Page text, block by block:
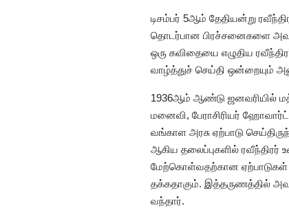
டிசம்பர் 5ஆம் தேதியன்று
தொடர்பான பிரச்சனைகளை அவர்
ஒரு கவிதையை எழுதிய
வாழ்த்துச் செய்தி ஒன்றையும்
1936ஆம் ஆண்டு ஜனவரியில்
மனைவி, பேராசிரியர்
வங்காள அரசு ஏற்பாடு
ஆகிய தலைப்புகளில் ரவீந்திரர்
மேற்கொள்வதற்கான ஏற்பாடுகள்
தக்கதாகும். இத்தருணத்தில்
வந்தார்.